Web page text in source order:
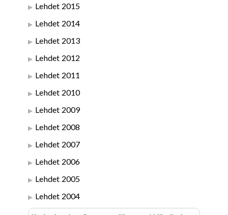
Lehdet 2015
Lehdet 2014
Lehdet 2013
Lehdet 2012
Lehdet 2011
Lehdet 2010
Lehdet 2009
Lehdet 2008
Lehdet 2007
Lehdet 2006
Lehdet 2005
Lehdet 2004